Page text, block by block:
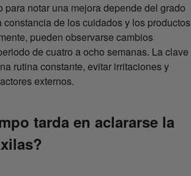
para notar una mejora depende del grado
de los cuidados y los productos
pueden observarse cambios
de cuatro a ocho semanas. La clave
rutina constante, evitar irritaciones y
externos.
tarda en aclararse la